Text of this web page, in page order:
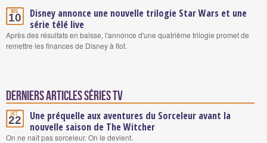
Nov.
10
Disney annonce une nouvelle trilogie Star Wars et une
série télé live
Après des résultats en baisse, l'annonce d'une quatrième trilogie promet de
remettre les finances de Disney à flot.
Derniers articles Séries TV
Oct.
22
Une préquelle aux aventures du Sorceleur avant la
nouvelle saison de The Witcher
On ne naît pas sorceleur. On le devient.